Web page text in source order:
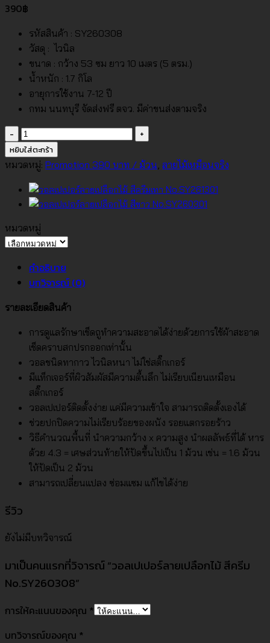
390฿
รหัสสินค้า : SY260308
วัสดุ : ไวนิล
ขนาด : กว้าง 53 ซม ยาว 10 เมตร (5 ตรม.)
น้ำหนัก : 1.7 กิโล
อายุการใช้งาน 7-12 ปี
กทม นนทบุรี จัดส่งฟรี ตจว. มีค่าขนส่งตามจริง
จำนวน
วอลเปเปอร์
ลาย
ไม้
สี
ครีม
No.SY260308
หยิบใส่ตะกร้า
หมวดหมู่: Promotion 390 บาท / ม้วน ลายไม้เหมือนจริง
หมวดหมู่
หมวด
คำอธิบาย
บทวิจารณ์ (0)
รายละเอียดสินค้า
การดูแลรักษาเช็ดถูทำความสะอาดได้ง่ายด้วยการใช้ผ้าสะอาด
เช็ดคราบสกปรกออกเท่านั้น
วอลชนิดทากาว ไวนิลหนา ไม่ใช่สติ๊กเกอร์
มีแท็กเจอร์ที่ผิวสัมผัสมีความตื้นลึก ไม่เรียบเนียนเหมือน
สติ๊กเกอร์
วอลเปเปอร์ติดตั้งง่าย แค่มีความเข้าใจ สามารถติดตั้งเองได้
ช่วยปกปิดความไม่เรียบร้อยของผนัง รอยแตกรอยร้าว
วิธีคำนวณพื้นที่ นำความกว้าง x ความสูง นำผลลัพธ์ที่ได้ หาร
ด้วย 4.3 = เศษส่วนท้ายให้ปัดขึ้นไปเป็น 1 ม้วน เช่น = 1.6 ม้วน
ให้ปัดเป็น 2 ม้วน
สามารถเปลี่ยนแปลง ซ่อมแซม แก้ไขได้ง่าย
รีวิว
ยังไม่มีบทวิจารณ์
มาเป็นคนแรกที่วิจารณ์ “วอลเปเปอร์ลายเปลือกไม้ สีครีม
No.SY260308”
การให้คะแนนของคุณ *
บทวิจารณ์ของคุณ *